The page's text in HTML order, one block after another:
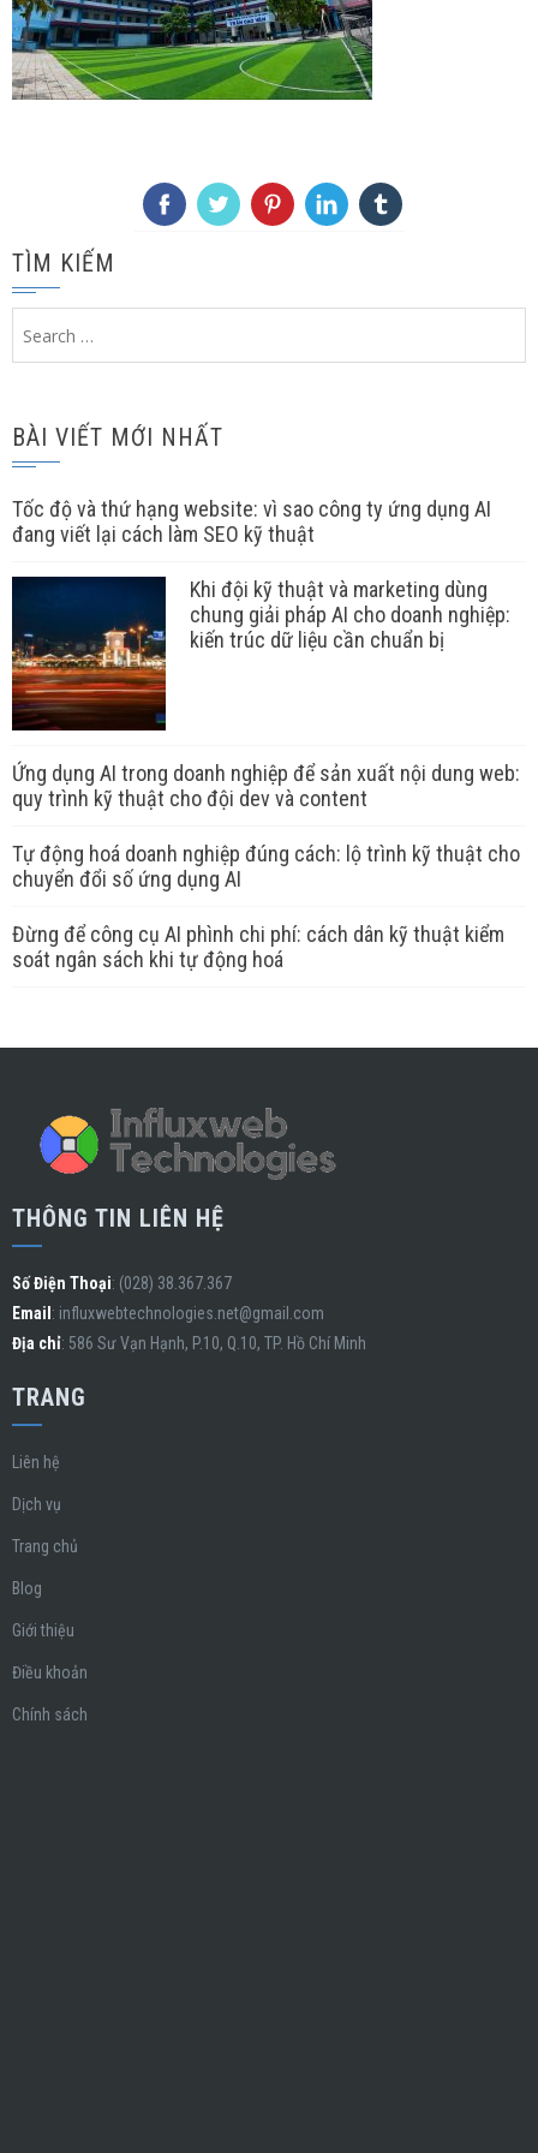
TÌM KIẾM
BÀI VIẾT MỚI NHẤT
Tốc độ và thứ hạng website: vì sao công ty ứng dụng AI
đang viết lại cách làm SEO kỹ thuật
Khi đội kỹ thuật và marketing dùng
chung giải pháp AI cho doanh nghiệp:
kiến trúc dữ liệu cần chuẩn bị
Ứng dụng AI trong doanh nghiệp để sản xuất nội dung web:
quy trình kỹ thuật cho đội dev và content
Tự động hoá doanh nghiệp đúng cách: lộ trình kỹ thuật cho
chuyển đổi số ứng dụng AI
Đừng để công cụ AI phình chi phí: cách dân kỹ thuật kiểm
soát ngân sách khi tự động hoá
THÔNG TIN LIÊN HỆ
Số Điện Thoại: (028) 38.367.367
Email : influxwebtechnologies.net@gmail.com
Địa chỉ: 586 Sư Vạn Hạnh, P.10, Q.10, TP. Hồ Chí Minh
TRANG
Liên hệ
Dịch vụ
Trang chủ
Blog
Giới thiệu
Điều khoản
Chính sách